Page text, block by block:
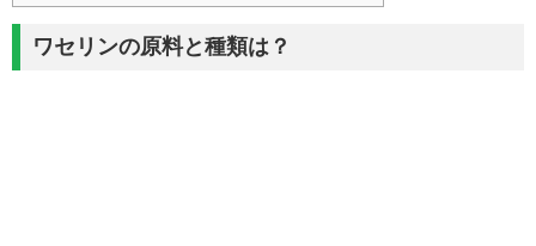
ワセリンの原料と種類は？